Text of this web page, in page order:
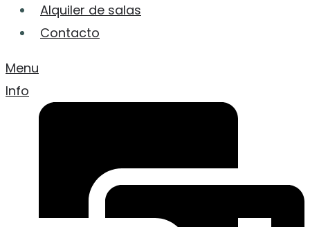
Alquiler de salas
Contacto
Menu
Info